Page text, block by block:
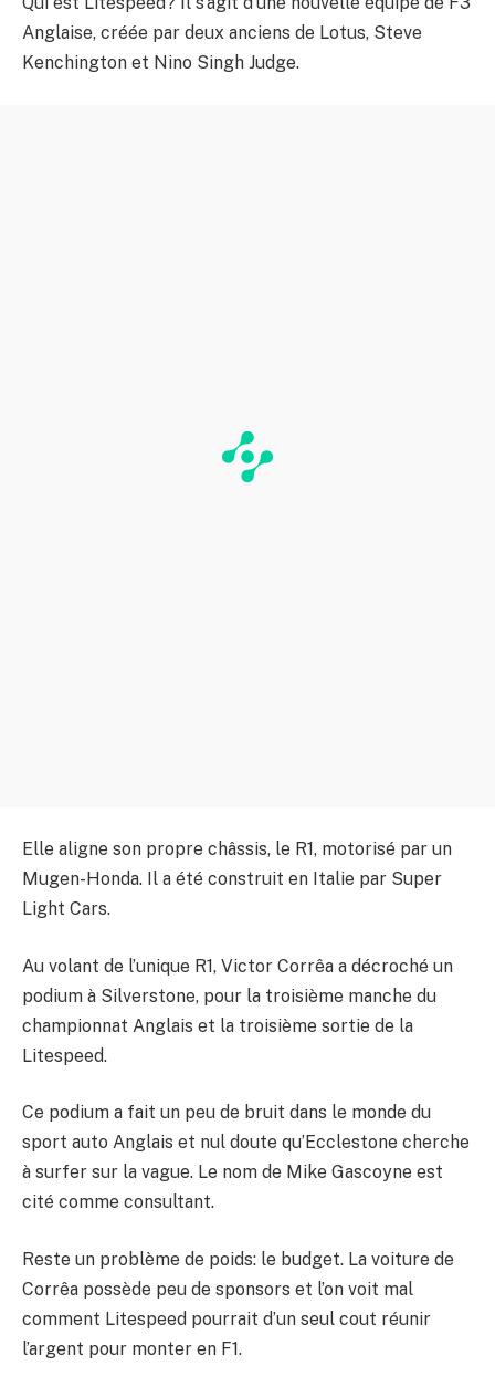
Anglaise, créée par deux anciens de Lotus, Steve
Kenchington et Nino Singh Judge.
Elle aligne son propre châssis, le R1, motorisé par un
Mugen-Honda. Il a été construit en Italie par Super
Light Cars.
Au volant de l’unique R1, Victor Corrêa a décroché un
podium à Silverstone, pour la troisième manche du
championnat Anglais et la troisième sortie de la
Litespeed.
Ce podium a fait un peu de bruit dans le monde du
sport auto Anglais et nul doute qu’Ecclestone cherche
à surfer sur la vague. Le nom de Mike Gascoyne est
cité comme consultant.
Reste un problème de poids: le budget. La voiture de
Corrêa possède peu de sponsors et l’on voit mal
comment Litespeed pourrait d’un seul cout réunir
l’argent pour monter en F1.